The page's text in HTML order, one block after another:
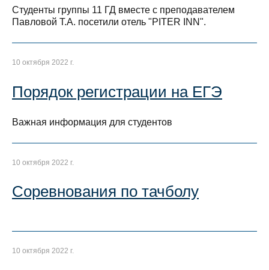
Студенты группы 11 ГД вместе с преподавателем
Павловой Т.А. посетили отель "PITER INN".
10 октября 2022 г.
Порядок регистрации на ЕГЭ
Важная информация для студентов
10 октября 2022 г.
Соревнования по тачболу
10 октября 2022 г.